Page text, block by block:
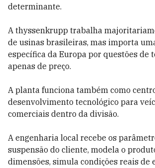
determinante.
A thyssenkrupp trabalha
de usinas brasileiras, mas importa
específica da Europa por questões de
apenas de preço.
A planta funciona também como
desenvolvimento tecnológico para
comerciais dentro da divisão.
A engenharia local recebe os
suspensão do cliente, modela o
dimensões, simula condições reais de